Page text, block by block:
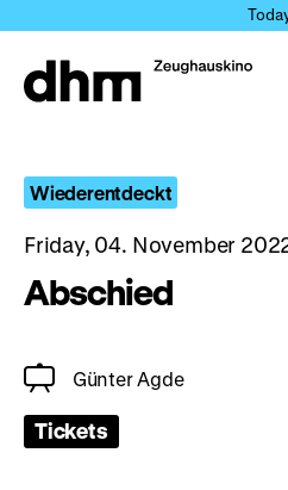
directly
the
Wiederentdeckt
Friday, 04. November
Abschied
Günter Agde
Tickets